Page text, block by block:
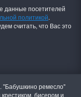
Красивый
Очень красивый
данные посетителей
политикой.
считать, что Вас это
ремесло"
бисером и